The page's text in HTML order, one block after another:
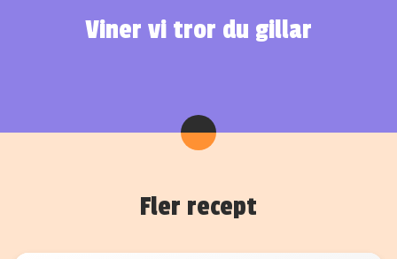
Viner vi tror du gillar
Fler recept